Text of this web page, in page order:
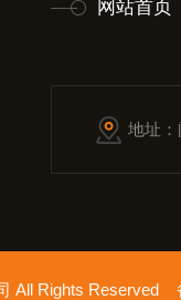
网站首页
地址
All Rights Reserved